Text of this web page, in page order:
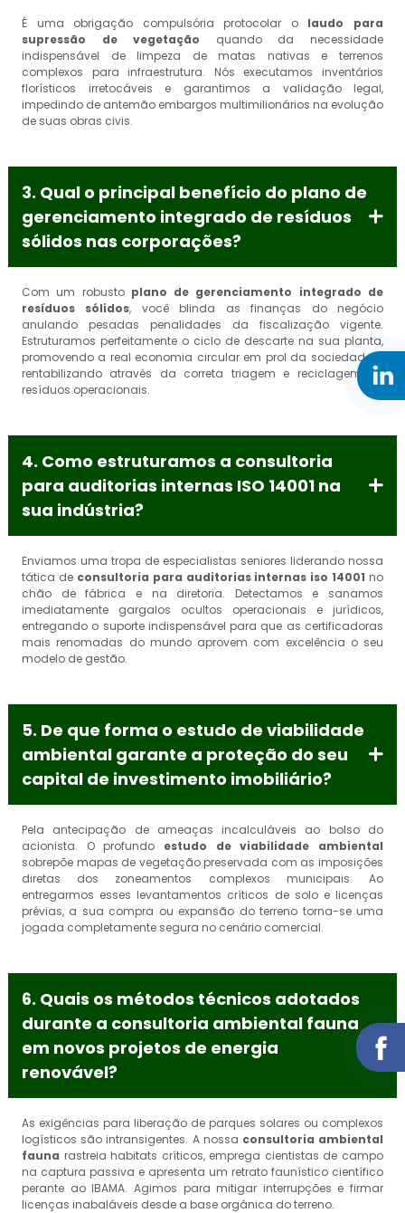
É uma obrigação compulsória protocolar o laudo para
supressão de vegetação quando da necessidade
indispensável de limpeza de matas nativas e terrenos
complexos para infraestrutura. Nós executamos inventários
florísticos irretocáveis e garantimos a validação legal,
impedindo de antemão embargos multimilionários na evolução
de suas obras civis.
3. Qual o principal benefício do plano de
gerenciamento integrado de resíduos
sólidos nas corporações?
Com um robusto plano de gerenciamento integrado de
resíduos sólidos, você blinda as finanças do negócio
anulando pesadas penalidades da fiscalização vigente.
Estruturamos perfeitamente o ciclo de descarte na sua planta,
promovendo a real economia circular em prol da sociedade, e
rentabilizando através da correta triagem e reciclagem de
resíduos operacionais.
4. Como estruturamos a consultoria
para auditorias internas ISO 14001 na
sua indústria?
Enviamos uma tropa de especialistas seniores liderando nossa
tática de consultoria para auditorias internas iso 14001 no
chão de fábrica e na diretoria. Detectamos e sanamos
imediatamente gargalos ocultos operacionais e jurídicos,
entregando o suporte indispensável para que as certificadoras
mais renomadas do mundo aprovem com excelência o seu
modelo de gestão.
5. De que forma o estudo de viabilidade
ambiental garante a proteção do seu
capital de investimento imobiliário?
Pela antecipação de ameaças incalculáveis ao bolso do
acionista. O profundo estudo de viabilidade ambiental
sobrepõe mapas de vegetação preservada com as imposições
diretas dos zoneamentos complexos municipais. Ao
entregarmos esses levantamentos críticos de solo e licenças
prévias, a sua compra ou expansão do terreno torna-se uma
jogada completamente segura no cenário comercial.
6. Quais os métodos técnicos adotados
durante a consultoria ambiental fauna
em novos projetos de energia
renovável?
As exigências para liberação de parques solares ou complexos
logísticos são intransigentes. A nossa consultoria ambiental
fauna rastreia habitats críticos, emprega cientistas de campo
na captura passiva e apresenta um retrato faunístico científico
perante ao IBAMA. Agimos para mitigar interrupções e firmar
licenças inabaláveis desde a base orgânica do terreno.